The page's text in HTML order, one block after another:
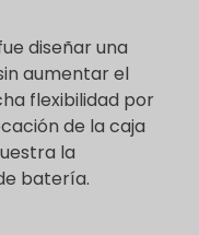
diseñar una
aumentar el
flexibilidad por
de la caja
la
batería.